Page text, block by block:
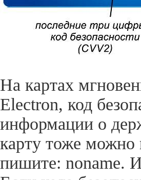
На картах
Electron, код
информации о
карту тоже можно
пишите: noname.